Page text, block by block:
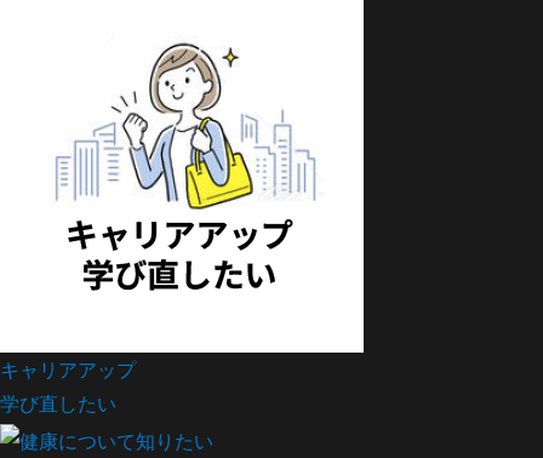
キャリアアップ
学び直したい